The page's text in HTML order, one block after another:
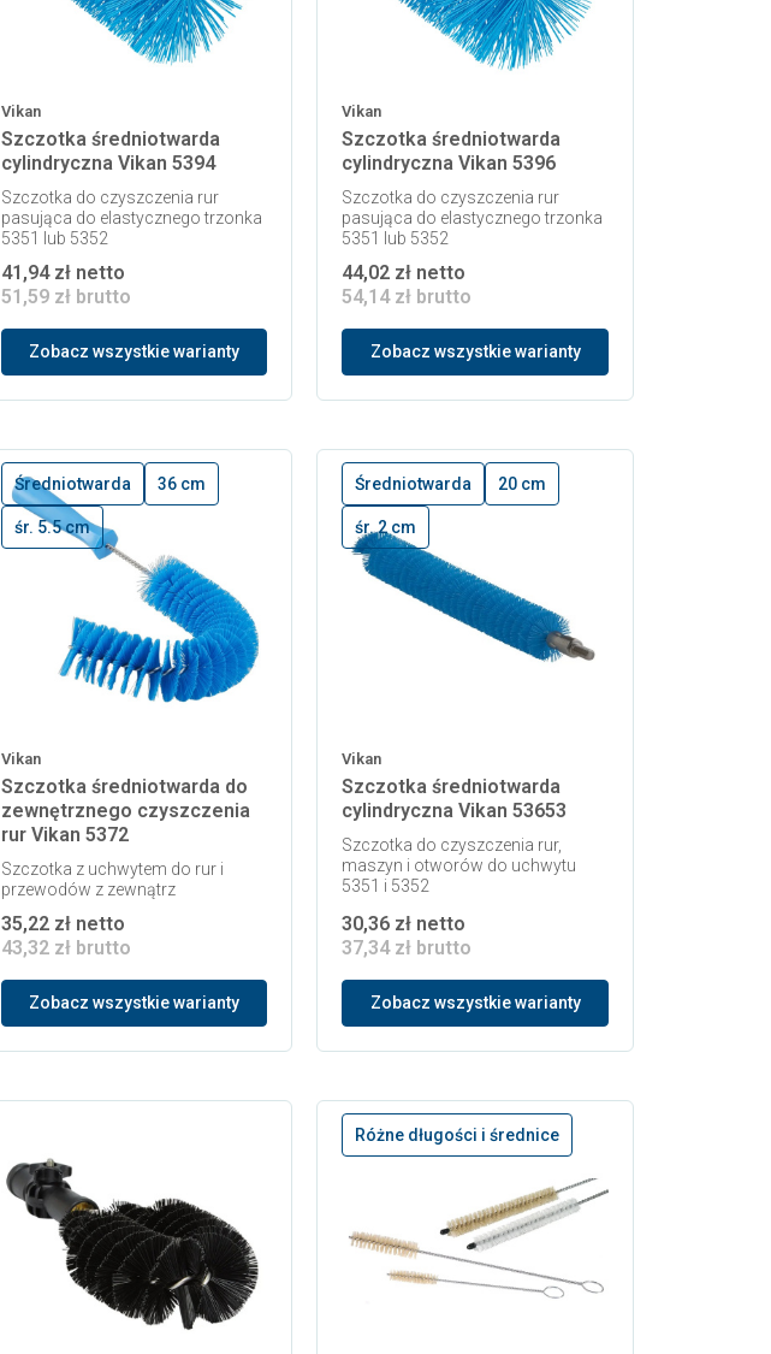
Vikan
Szczotka średniotwarda
cylindryczna Vikan 5394
Szczotka do czyszczenia rur
pasująca do elastycznego trzonka
5351 lub 5352
41,94 zł netto
51,59 zł brutto
Zobacz wszystkie warianty
Vikan
Szczotka średniotwarda
cylindryczna Vikan 5396
Szczotka do czyszczenia rur
pasująca do elastycznego trzonka
5351 lub 5352
44,02 zł netto
54,14 zł brutto
Zobacz wszystkie warianty
Średniotwarda 36 cm
śr. 5.5 cm
Vikan
Szczotka średniotwarda do
zewnętrznego czyszczenia
rur Vikan 5372
Szczotka z uchwytem do rur i
przewodów z zewnątrz
35,22 zł netto
43,32 zł brutto
Zobacz wszystkie warianty
Średniotwarda 20 cm
śr. 2 cm
Vikan
Szczotka średniotwarda
cylindryczna Vikan 53653
Szczotka do czyszczenia rur,
maszyn i otworów do uchwytu
5351 i 5352
30,36 zł netto
37,34 zł brutto
Zobacz wszystkie warianty
Różne długości i średnice